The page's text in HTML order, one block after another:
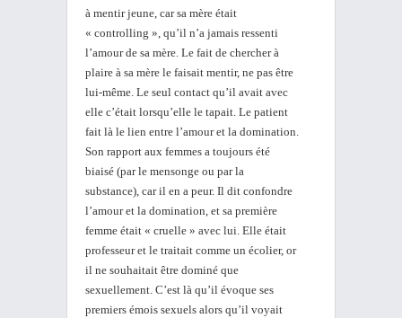
à mentir jeune, car sa mère était
« controlling », qu’il n’a jamais ressenti
l’amour de sa mère. Le fait de chercher à
plaire à sa mère le faisait mentir, ne pas être
lui-même. Le seul contact qu’il avait avec
elle c’était lorsqu’elle le tapait. Le patient
fait là le lien entre l’amour et la domination.
Son rapport aux femmes a toujours été
biaisé (par le mensonge ou par la
substance), car il en a peur. Il dit confondre
l’amour et la domination, et sa première
femme était « cruelle » avec lui. Elle était
professeur et le traitait comme un écolier, or
il ne souhaitait être dominé que
sexuellement. C’est là qu’il évoque ses
premiers émois sexuels alors qu’il voyait